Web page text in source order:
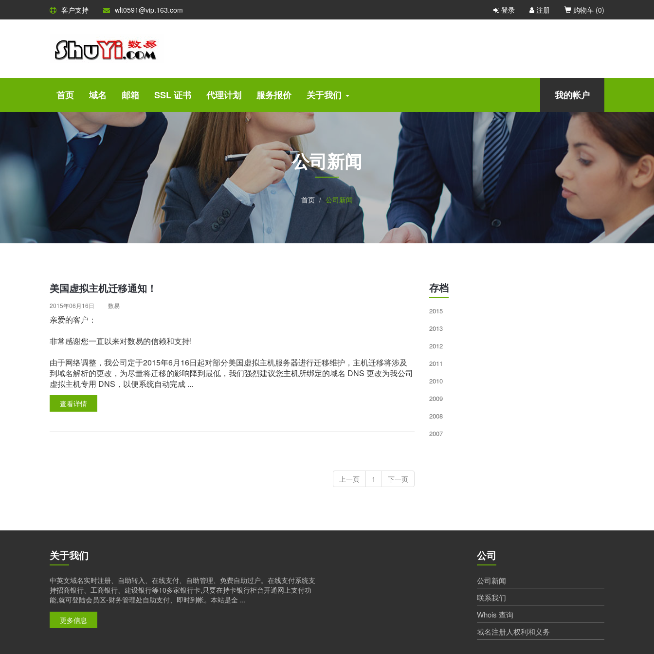
客户支持 wlt0591@vip.163.com 登录 注册 购物车 (0)
首页 域名 邮箱 SSL 证书 代理计划 服务报价 关于我们 我的帐户
公司新闻
首页 公司新闻
美国虚拟主机迁移通知！
2015年06月16日 | 数易
亲爱的客户：
非常感谢您一直以来对数易的信赖和支持!
由于网络调整，我公司定于2015年6月16日起对部分美国虚拟主机服务器进行迁移维护，主机迁移将涉及
到域名解析的更改，为尽量将迁移的影响降到最低，我们强烈建议您主机所绑定的域名 DNS 更改为我公司
虚拟主机专用 DNS，以便系统自动完成 ...
查看详情
上一页 1 下一页
存档
2015
2013
2012
2011
2010
2009
2008
2007
关于我们
中英文域名实时注册、自助转入、在线支付、自助管理、免费自助过户。在线支付系统支
持招商银行、工商银行、建设银行等10多家银行卡,只要在持卡银行柜台开通网上支付功
能,就可登陆会员区-财务管理处自助支付、即时到帐。本站是全 ...
更多信息
公司
公司新闻
联系我们
Whois 查询
域名注册人权利和义务